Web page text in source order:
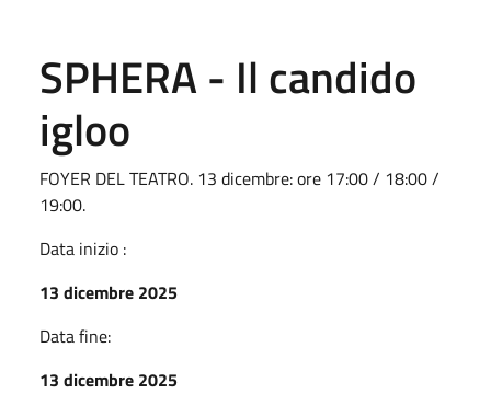
SPHERA - Il candido
igloo
FOYER DEL TEATRO. 13 dicembre: ore 17:00 / 18:00 /
19:00.
Data inizio :
13 dicembre 2025
Data fine:
13 dicembre 2025